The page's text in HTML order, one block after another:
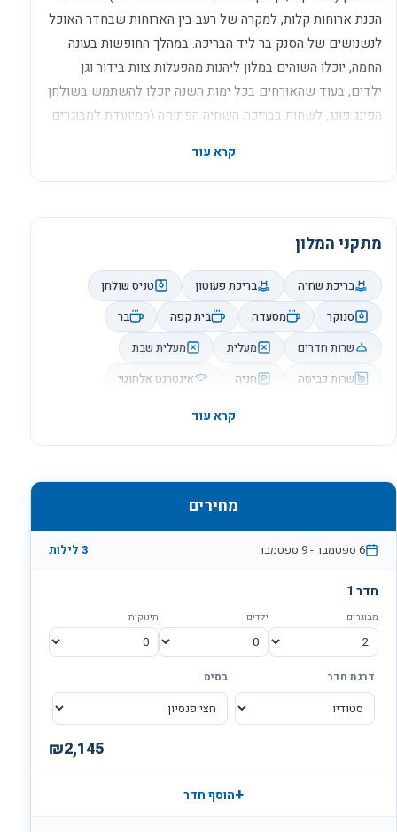
הכנת ארוחות קלות, למקרה של רעב בין הארוחות שבחדר האוכל
לנשנושים של הסנק בר ליד הבריכה. במהלך החופשות בעונה
החמה, יוכלו השוהים במלון ליהנות מהפעלות צוות בידור וגן
ילדים, בעוד שהאורחים בכל ימות השנה יוכלו להשתמש בשולחן
הפינג פונג, לשחות בבריכת השחיה הפתוחה (המיועדת למבוגרים
לשכור אופניים חינם לסיורים ברחבי העיר ולחנות בחניה התת
מתקני המלון
בריכת שחיה בריכת פעוטון
טניס שולחן
סנוקר
מסעדה בית קפה
בר
שרות חדרים
מעלית
מעלית שבת
שרות כביסה
חניה אינטרנט אלחוטי
מחירים
6 ספטמבר -9 ספטמבר 3 לילות
חדר 1
מבוגרים ילדים תינוקות
דרגת חדר בסיס
₪2,145
+הוסף חדר